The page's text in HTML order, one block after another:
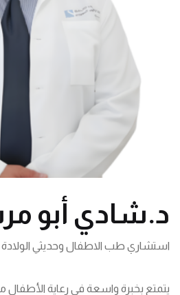
د.شادي أبو
استشاري طب الاطفال وحديثي الولادة
يتمتع بخبرة واسعة في رعاية الأطفال